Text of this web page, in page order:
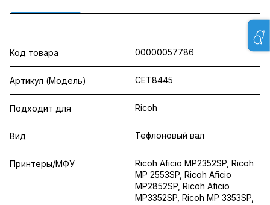
Код товара 00000057786
Артикул (Модель) CET8445
Подходит для Ricoh
Вид Тефлоновый вал
Принтеры/МФУ
Ricoh Aficio MP2352SP, Ricoh
MP 2553SP, Ricoh Aficio
MP2852SP, Ricoh Aficio
MP3352SP, Ricoh MP 3353SP,